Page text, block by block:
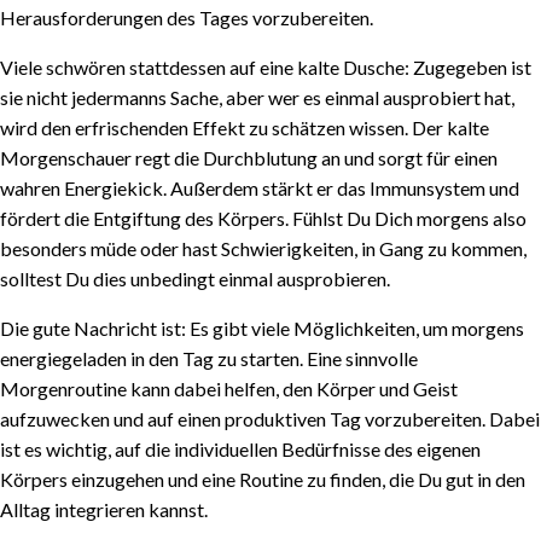
Herausforderungen des Tages vorzubereiten.
Viele schwören stattdessen auf eine kalte Dusche: Zugegeben ist
sie nicht jedermanns Sache, aber wer es einmal ausprobiert hat,
wird den erfrischenden Effekt zu schätzen wissen. Der kalte
Morgenschauer regt die Durchblutung an und sorgt für einen
wahren Energiekick. Außerdem stärkt er das Immunsystem und
fördert die Entgiftung des Körpers. Fühlst Du Dich morgens also
besonders müde oder hast Schwierigkeiten, in Gang zu kommen,
solltest Du dies unbedingt einmal ausprobieren.
Die gute Nachricht ist: Es gibt viele Möglichkeiten, um morgens
energiegeladen in den Tag zu starten. Eine sinnvolle
Morgenroutine kann dabei helfen, den Körper und Geist
aufzuwecken und auf einen produktiven Tag vorzubereiten. Dabei
ist es wichtig, auf die individuellen Bedürfnisse des eigenen
Körpers einzugehen und eine Routine zu finden, die Du gut in den
Alltag integrieren kannst.